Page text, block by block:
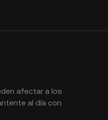
afectar a los
al día con